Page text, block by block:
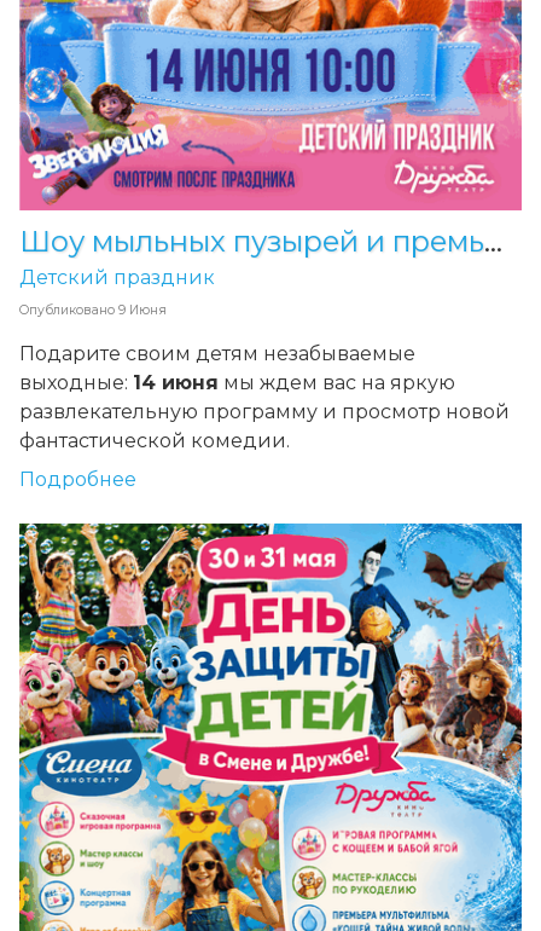
Шоу мыльных пузырей и премьера в кинотеатре «Дружба»!
Опубликовано 9 Июня
Детский праздник
Подарите своим детям незабываемые
выходные: 14 июня мы ждем вас на яркую
развлекательную программу и просмотр новой
фантастической комедии.
Подробнее